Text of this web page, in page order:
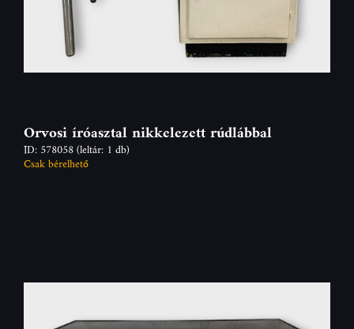
Orvosi íróasztal nikkelezett rúdlábbal
ID: 578058(leltár: 1 db)
Csak bérelhető